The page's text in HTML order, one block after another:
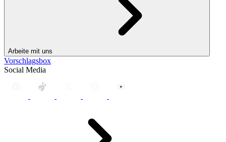
Arbeite mit uns
Vorschlagsbox
Social Media